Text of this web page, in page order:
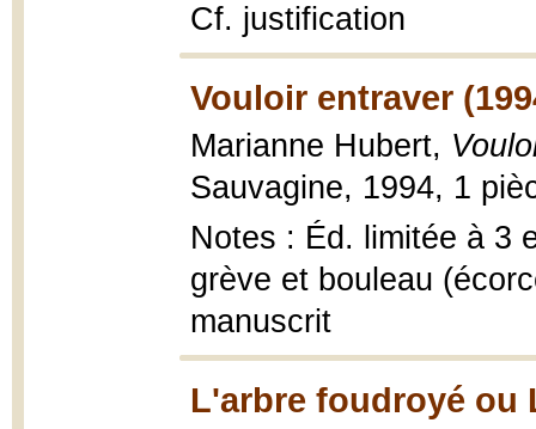
Cf. justification
Vouloir entraver
Marianne Hubert,
Sauvagine, 1994, 1
Notes : Éd. limitée à 3
grève et bouleau
manuscrit
L'arbre foudroyé ou